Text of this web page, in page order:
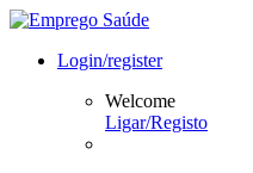
Login/register
Welcome
Ligar/Registo